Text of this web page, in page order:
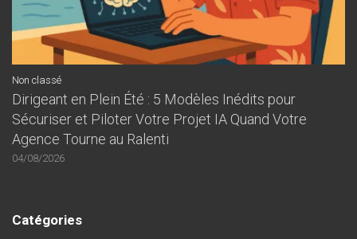
Non classé
Dirigeant en Plein Été : 5 Modèles Inédits pour
Sécuriser et Piloter Votre Projet IA Quand Votre
Agence Tourne au Ralenti
04/08/2026
Catégories